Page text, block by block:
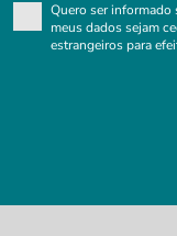
Quero ser informado
meus dados sejam
estrangeiros para